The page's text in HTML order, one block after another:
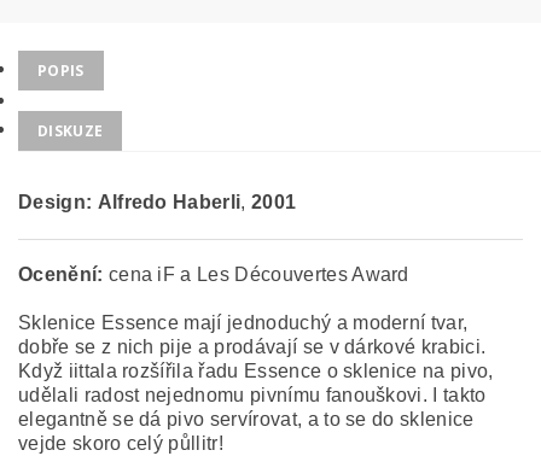
POPIS
DISKUZE
Design: Alfredo Haberli, 2001
Ocenění: cena iF a Les Découvertes Award
Sklenice Essence mají jednoduchý a moderní tvar,
dobře se z nich pije a prodávají se v dárkové krabici.
Když iittala rozšířila řadu Essence o sklenice na pivo,
udělali radost nejednomu pivnímu fanouškovi. I takto
elegantně se dá pivo servírovat, a to se do sklenice
vejde skoro celý půllitr!